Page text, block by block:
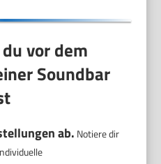
vor dem
Soundbar
ab. Notiere dir